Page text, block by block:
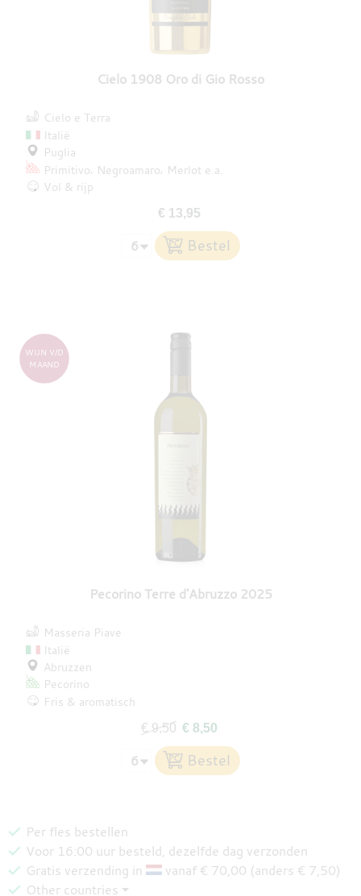
Cielo 1908 Oro di Gio Rosso
Cielo e Terra
Italië
Puglia
Primitivo Negroamaro Merlot e.a.
Vol & rijp
€ 13,95
Pecorino Terre d'Abruzzo 2025
WIJN V/D
MAAND
Masseria Piave
Italië
Abruzzen
Pecorino
Fris & aromatisch
€ 9,50 € 8,50
Per fles bestellen
Voor 16:00 uur besteld, dezelfde dag verzonden
Gratis verzending in
vanaf € 70,00 (anders € 7,50)
Other countries ⏷